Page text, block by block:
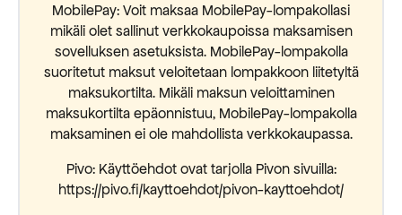
MobilePay: Voit maksaa MobilePay-lompakollasi
mikäli olet sallinut verkkokaupoissa maksamisen
sovelluksen asetuksista. MobilePay-lompakolla
suoritetut maksut veloitetaan lompakkoon liitetyltä
maksukortilta. Mikäli maksun veloittaminen
maksukortilta epäonnistuu, MobilePay-lompakolla
maksaminen ei ole mahdollista verkkokaupassa.
Pivo: Käyttöehdot ovat tarjolla Pivon sivuilla:
https://pivo.fi/kayttoehdot/pivon-kayttoehdot/